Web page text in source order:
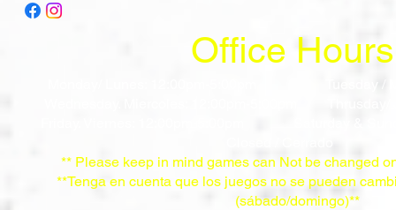
Office
** Please keep in mind games can Not be changed
**Tenga en cuenta que los juegos no se pueden
(sábado/domingo)**